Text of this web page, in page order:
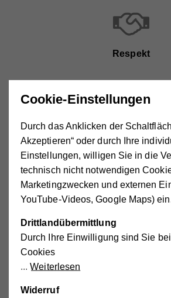
Respekt
Qualität
Wertschätzung
Unsere Mitarbeiter*innen
Berufsweg und
Cookie-Einstellungen
Durch das Anklicken der
Akzeptieren“ oder durch Ihre
Einstellungen, willigen Sie in die
technisch nicht notwendigen
Marketingzwecken und externen
YouTube-Videos, Google Maps) ein.
Drittlandübermittlung
Durch Ihre Einwilligung sind Sie
Cookies
Weiterlesen
Widerruf